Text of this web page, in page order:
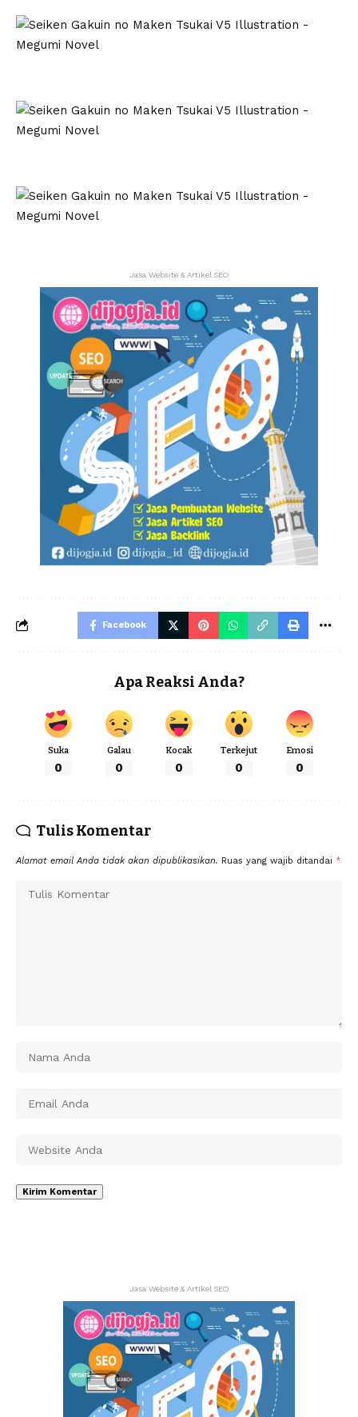
Jasa Website & Artikel SEO
Facebook
Apa Reaksi Anda?
Suka
0
Galau
0
Kocak
0
Terkejut
0
Emosi
0
Tulis Komentar
Alamat email Anda tidak akan dipublikasikan. Ruas yang wajib ditandai *
Jasa Website & Artikel SEO